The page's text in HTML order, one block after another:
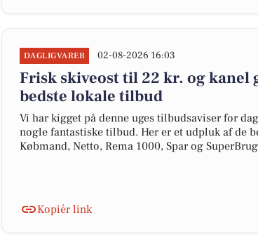
DAGLIGVARER 02-08-2026 16:03
Frisk skiveost til 22 kr. og kanel
bedste lokale tilbud
Vi har kigget på denne uges tilbudsaviser for
nogle fantastiske tilbud. Her er et udpluk af de
Købmand, Netto, Rema 1000, Spar og
Kopiér link